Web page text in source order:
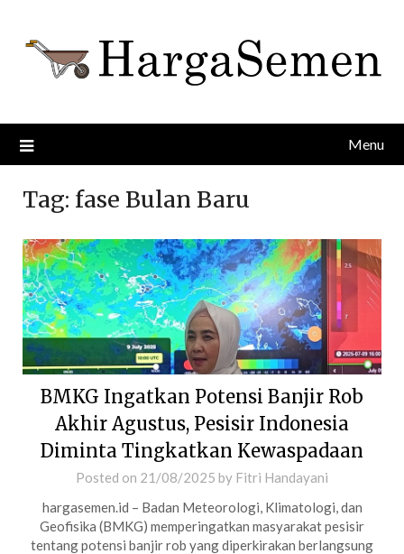
content
Menu
Tag: fase Bulan Baru
BMKG Ingatkan Potensi Banjir Rob
Akhir Agustus, Pesisir Indonesia
Diminta Tingkatkan Kewaspadaan
Posted on 21/08/2025 by Fitri Handayani
hargasemen.id – Badan Meteorologi, Klimatologi, dan
Geofisika (BMKG) memperingatkan masyarakat pesisir
tentang potensi banjir rob yang diperkirakan berlangsung